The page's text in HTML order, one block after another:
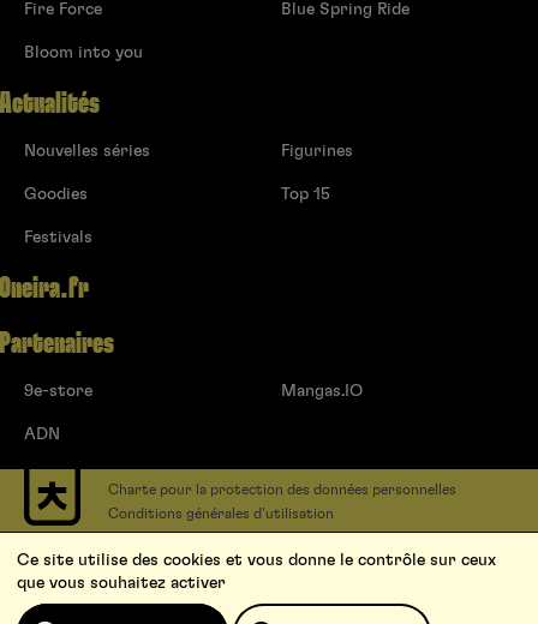
Fire Force
Bloom into you
Blue Spring Ride
Actualités
Nouvelles séries
Goodies
Festivals
Figurines
Top 15
Oneira.fr
Partenaires
9e-store
ADN
Mangas.IO
Charte pour la protection des données personnelles
Conditions générales d’utilisation
Contact
Soumettre un projet
Proposer une série
Qui sommes-nous ?
Ce site utilise des cookies et vous donne le contrôle sur ceux
que vous souhaitez activer